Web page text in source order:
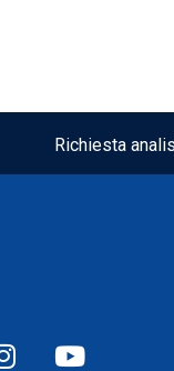
Richiesta